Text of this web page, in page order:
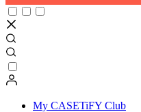
My CASETiFY Club